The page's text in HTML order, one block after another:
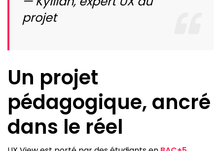
projet
Un projet
pédagogique, ancré
dans le réel